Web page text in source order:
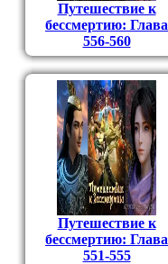
Путешествие к
бессмертию: Глава
556-560
Путешествие к
бессмертию: Глава
551-555